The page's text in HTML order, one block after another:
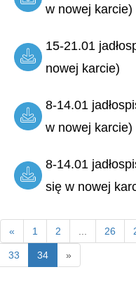
w nowej karcie)
15-21.01
nowej karcie)
8-14.01
w nowej karcie)
8-14.01
się w nowej
« 1 2 26
33 34 »